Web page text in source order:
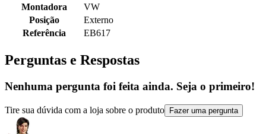
Montadora
VW
Posição
Externo
Referência
EB617
Perguntas e Respostas
Nenhuma pergunta foi feita ainda. Seja o primeiro!
Tire sua dúvida com a loja sobre o produto Fazer uma pergunta